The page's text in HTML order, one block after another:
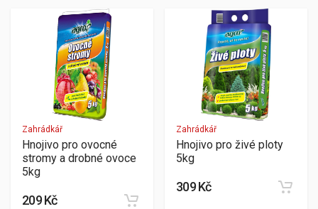
Zahrádkář
Hnojivo pro ovocné
stromy a drobné ovoce
5kg
209 Kč
Zahrádkář
Hnojivo pro živé ploty
5kg
309 Kč